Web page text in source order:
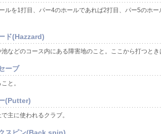
ルを1打目、パー4のホールであれば2打目、パー5のホ
ド(Hazzard)
などのコース内にある障害地のこと。ここから打つとき
ーブ
と。
(Putter)
主に使われるクラブ。